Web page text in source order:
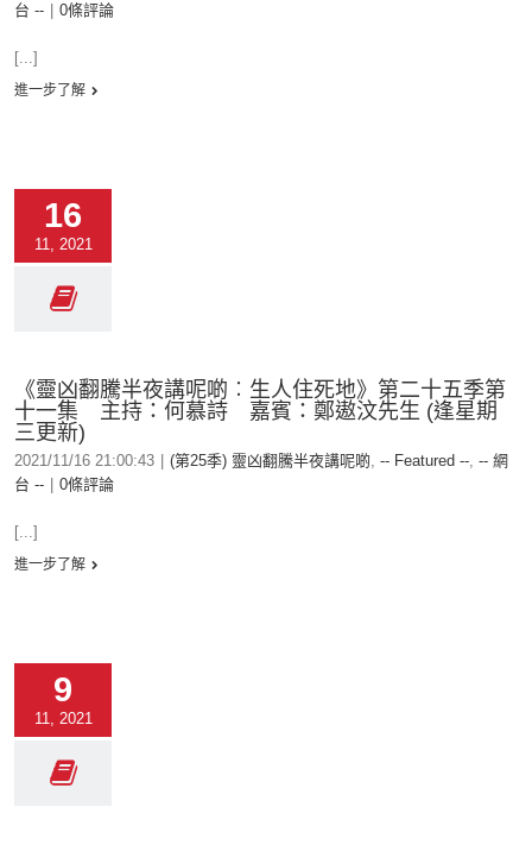
台 --
0條評論
[...]
進一步了解
16
11, 2021
《靈凶翻騰半夜講呢啲︰生人住死地》第二十五季第
十一集 主持：何慕詩 嘉賓：鄭遨汶先生 (逢星期
三更新)
2021/11/16 21:00:43 (第25季) 靈凶翻騰半夜講呢啲, -- Featured --, -- 網
台 --
0條評論
[...]
進一步了解
9
11, 2021